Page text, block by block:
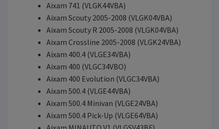
Aixam 741 (VLGK44VBA)
Aixam Scouty 2005-2008 (VLGK04VBA)
Aixam Scouty R 2005-2008 (VLGK04VBA)
Aixam Crossline 2005-2008 (VLGK24VBA)
Aixam 400.4 (VLGE34VBA)
Aixam 400 (VLGC34VBO)
Aixam 400 Evolution (VLGC34VBA)
Aixam 500.4 (VLGE44VBA)
Aixam 500.4 Minivan (VLGE24VBA)
Aixam 500.4 Pick-Up (VLGE64VBA)